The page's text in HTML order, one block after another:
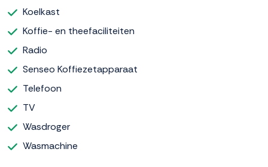
Koelkast
Koffie- en theefaciliteiten
Radio
Senseo Koffiezetapparaat
Telefoon
TV
Wasdroger
Wasmachine